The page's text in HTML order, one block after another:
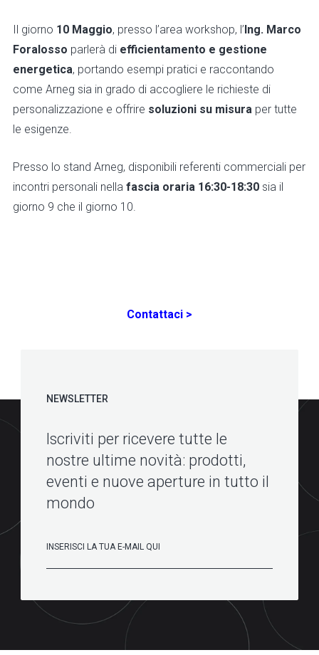
Il giorno 10 Maggio, presso l’area workshop, l’Ing. Marco
Foralosso parlerà di efficientamento e gestione
energetica, portando esempi pratici e raccontando
come Arneg sia in grado di accogliere le richieste di
personalizzazione e offrire soluzioni su misura per tutte
le esigenze.
Presso lo stand Arneg, disponibili referenti commerciali per
incontri personali nella fascia oraria 16:30-18:30 sia il
giorno 9 che il giorno 10.
Contattaci >
NEWSLETTER
Iscriviti per ricevere tutte le
nostre ultime novità: prodotti,
eventi e nuove aperture in tutto il
mondo